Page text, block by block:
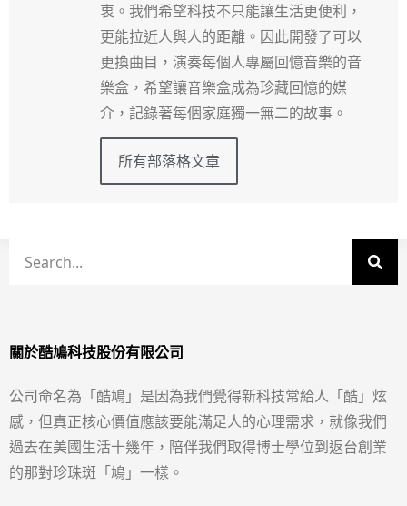
衷。我們希望科技不只能讓生活更便利，
更能拉近人與人的距離。因此開發了可以
更換曲目，演奏每個人專屬回憶音樂的音
樂盒，希望讓音樂盒成為珍藏回憶的媒
介，記錄著每個家庭獨一無二的故事。
所有部落格文章
關於酷鳩科技股份有限公司
公司命名為「酷鳩」是因為我們覺得新科技常給人「酷」炫
感，但真正核心價值應該要能滿足人的心理需求，就像我們
過去在美國生活十幾年，陪伴我們取得博士學位到返台創業
的那對珍珠斑「鳩」一樣。